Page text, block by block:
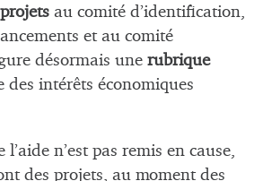
au comité d’identification,
et au comité
désormais une rubrique
des intérêts économiques
n’est pas remis en cause,
des projets, au moment des